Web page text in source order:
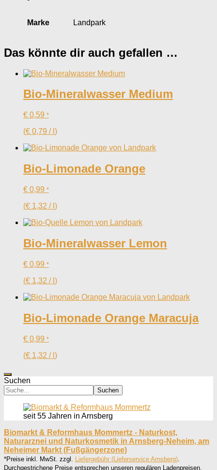
Marke Landpark
Das könnte dir auch gefallen …
Bio-Mineralwasser Medium
€ 0,59 *
(€ 0,79 / )
Bio-Limonade Orange
€ 0,99 *
(€ 1,32 / )
Bio-Mineralwasser Lemon
€ 0,99 *
(€ 1,32 / )
Bio-Limonade Orange Maracuja
€ 0,99 *
(€ 1,32 / )
Suchen
Suchen
seit 55 Jahren in Arnsberg
Biomarkt & Reformhaus Mommertz - Naturkost,
Naturarznei und Naturkosmetik in Arnsberg-Neheim, am
Neheimer Markt (Fußgängerzone)
*Preise inkl. MwSt. zzgl. Liefergebühr (Lieferservice Arnsberg)
Durchgestrichene Preise entsprechen unseren regulären Ladenpreisen.